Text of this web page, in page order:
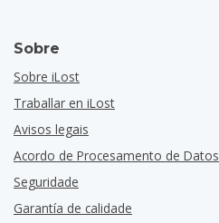
Sobre
Sobre iLost
Traballar en iLost
Avisos legais
Acordo de Procesamento de Datos
Seguridade
Garantía de calidade